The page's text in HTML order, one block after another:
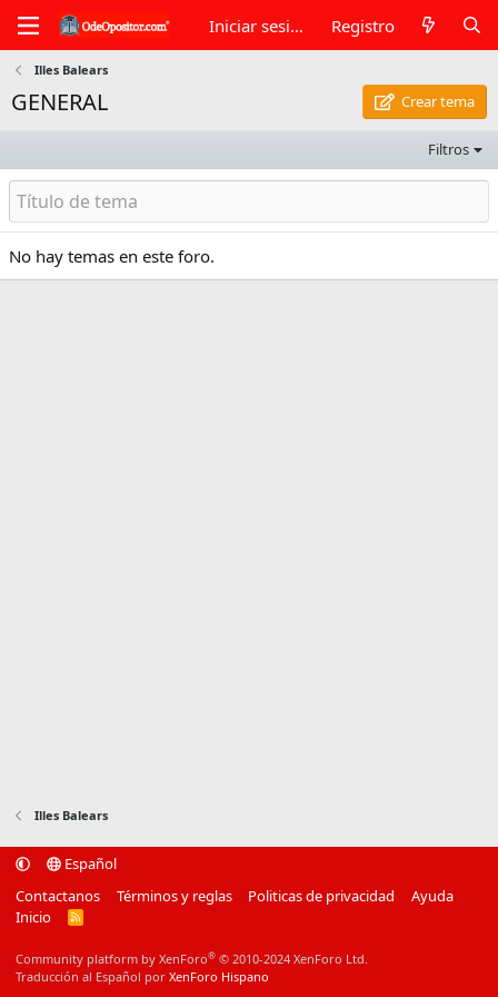
Iniciar sesión Registro
Illes Balears
GENERAL Crear tema
Filtros
No hay temas en este foro.
Illes Balears
Español
Contactanos
Términos y reglas Politicas de privacidad
Ayuda
Inicio
R
Community platform by XenForo® © 2010-2024 XenForo Ltd.
Traducción al Español por XenForo Hispano